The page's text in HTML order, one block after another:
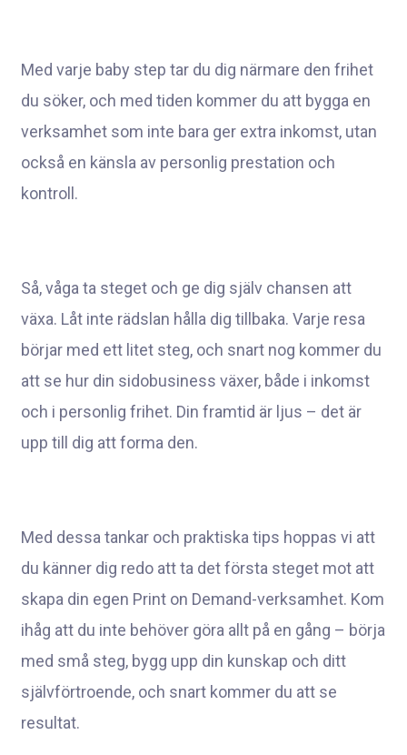
Med varje baby step tar du dig närmare den frihet
du söker, och med tiden kommer du att bygga en
verksamhet som inte bara ger extra inkomst, utan
också en känsla av personlig prestation och
kontroll.
Så, våga ta steget och ge dig själv chansen att
växa. Låt inte rädslan hålla dig tillbaka. Varje resa
börjar med ett litet steg, och snart nog kommer du
att se hur din sidobusiness växer, både i inkomst
och i personlig frihet. Din framtid är ljus – det är
upp till dig att forma den.
Med dessa tankar och praktiska tips hoppas vi att
du känner dig redo att ta det första steget mot att
skapa din egen Print on Demand-verksamhet. Kom
ihåg att du inte behöver göra allt på en gång – börja
med små steg, bygg upp din kunskap och ditt
självförtroende, och snart kommer du att se
resultat.